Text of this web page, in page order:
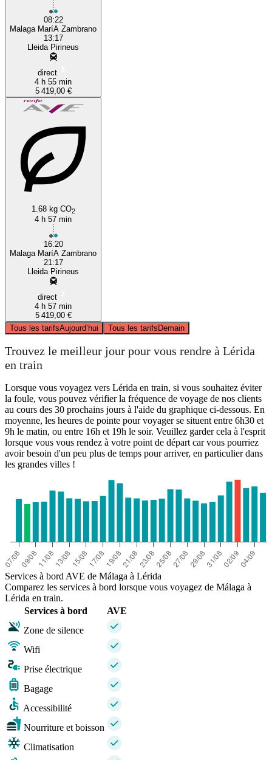
08:22
Malaga MaríA Zambrano
13:17
Lleida Pirineus
direct
4 h 55 min
5 419,00 €
1.68 kg CO2
4 h 57 min
16:20
Malaga MaríA Zambrano
21:17
Lleida Pirineus
direct
4 h 57 min
5 419,00 €
Tous les tarifsAujourd’hui Tous les tarifsDemain
Trouvez le meilleur jour pour vous rendre à Lérida
en train
Lorsque vous voyagez vers Lérida en train, si vous souhaitez éviter
la foule, vous pouvez vérifier la fréquence de voyage de nos clients
au cours des 30 prochains jours à l'aide du graphique ci-dessous. En
moyenne, les heures de pointe pour voyager se situent entre 6h30 et
9h le matin, ou entre 16h et 19h le soir. Veuillez garder cela à l'esprit
lorsque vous vous rendez à votre point de départ car vous pourriez
avoir besoin d'un peu plus de temps pour arriver, en particulier dans
les grandes villes !
Services à bord AVE de Málaga à Lérida
Comparez les services à bord lorsque vous voyagez de Málaga à
Lérida en train.
Services à bord
AVE
Zone de silence
Wifi
Prise électrique
Bagage
Accessibilité
Nourriture et boisson
Climatisation